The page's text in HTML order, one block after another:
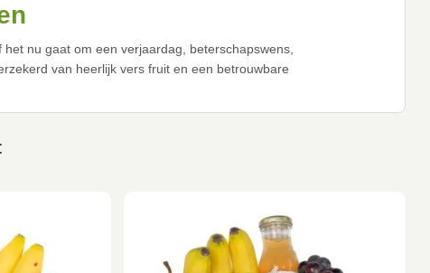
nu gaat om een verjaardag, beterschapswens,
van heerlijk vers fruit en een betrouwbare